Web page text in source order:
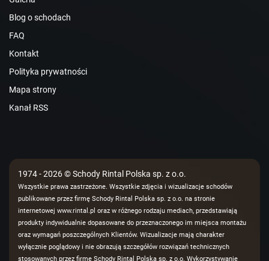
Blog o schodach
FAQ
Kontakt
Polityka prywatności
Mapa strony
Kanał RSS
1974 - 2026 © Schody Rintal Polska sp. z o.o.
Wszystkie prawa zastrzeżone. Wszystkie zdjęcia i wizualizacje schodów
publikowane przez firmę Schody Rintal Polska sp. z o.o. na stronie
internetowej www.rintal.pl oraz w różnego rodzaju mediach, przedstawiają
produkty indywidualnie dopasowane do przeznaczonego im miejsca montażu
oraz wymagań poszczególnych Klientów. Wizualizacje mają charakter
wyłącznie poglądowy i nie obrazują szczegółów rozwiązań technicznych
stosowanych przez firmę Schody Rintal Polska sp. z o.o. Wykorzystywanie